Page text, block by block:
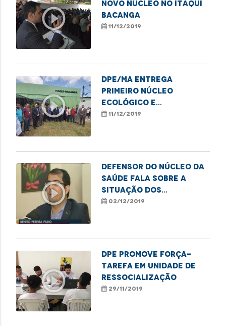
play_circle_outline
novo núcleo no Itaqui
Bacanga
11/12/2019
play_circle_outline
DPE/MA entrega
primeiro núcleo
ecológico e
sustentável na área
11/12/2019
play_circle_outline
Defensor do Núcleo da
Saúde fala sobre a
situação dos
mamógrafos no Estado
02/12/2019
play_circle_outline
DPE promove força-
tarefa em unidade de
ressocialização
29/11/2019